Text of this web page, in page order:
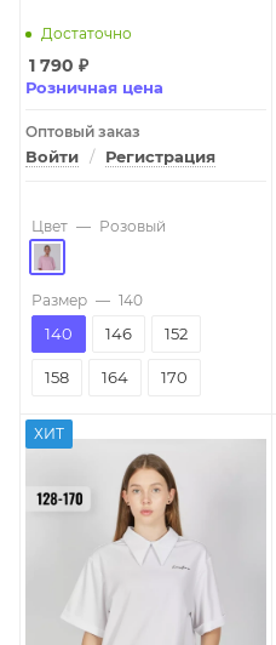
Достаточно
1 790 ₽
Розничная цена
Оптовый заказ
Войти / Регистрация
Цвет — Розовый
Размер — 140
140 146 152
158 164 170
ХИТ